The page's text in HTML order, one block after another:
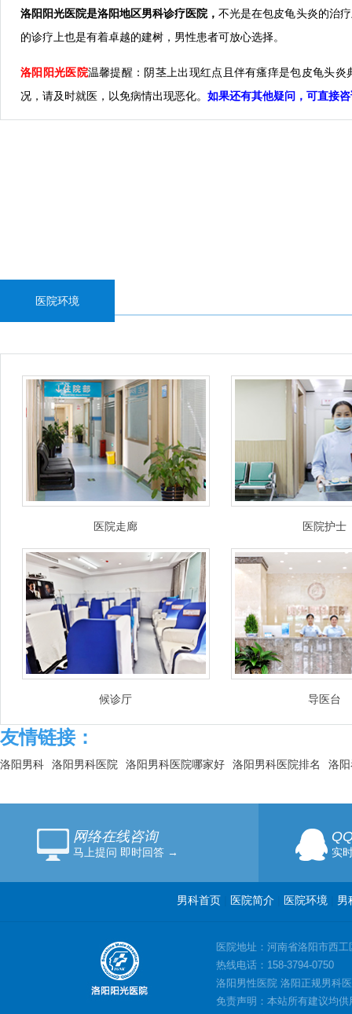
洛阳阳光医院是洛阳地区男科诊疗医院，不光是在包皮龟头炎的治
的诊疗上也是有着卓越的建树，男性患者可放心选择。
洛阳阳光医院温馨提醒：阴茎上出现红点且伴有瘙痒是包皮龟头
况，请及时就医，以免病情出现恶化。 如果还有其他疑问，可直接
医院环境
医院走廊 医院护士
候诊厅 导医台
友情链接：
洛阳男科 洛阳男科医院 洛阳男科医院哪家好 洛阳男科医院排名 洛
网络在线咨询
马上提问 即时回答 → 实
男科首页 医院简介 医院环境 男
医院地址：河南省洛阳市西
热线电话：158-3794-0750
洛阳男性医院 洛阳正规男科
免责声明：本站所有建议均